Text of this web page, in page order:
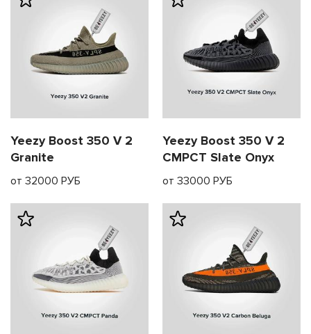
Yeezy Boost 350 V 2
Granite
от 32000 РУБ
Yeezy Boost 350 V 2
CMPCT Slate Onyx
от 33000 РУБ